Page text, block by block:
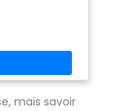
mais savoir